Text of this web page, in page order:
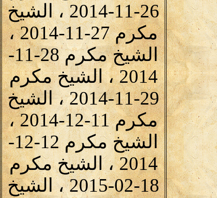
26-11-2014 ، الشيخ
مكرم 27-11-2014 ،
الشيخ مكرم 28-11-
2014 ، الشيخ مكرم
29-11-2014 ، الشيخ
مكرم 11-12-2014 ،
الشيخ مكرم 12-12-
2014 ، الشيخ مكرم
18-02-2015 ، الشيخ